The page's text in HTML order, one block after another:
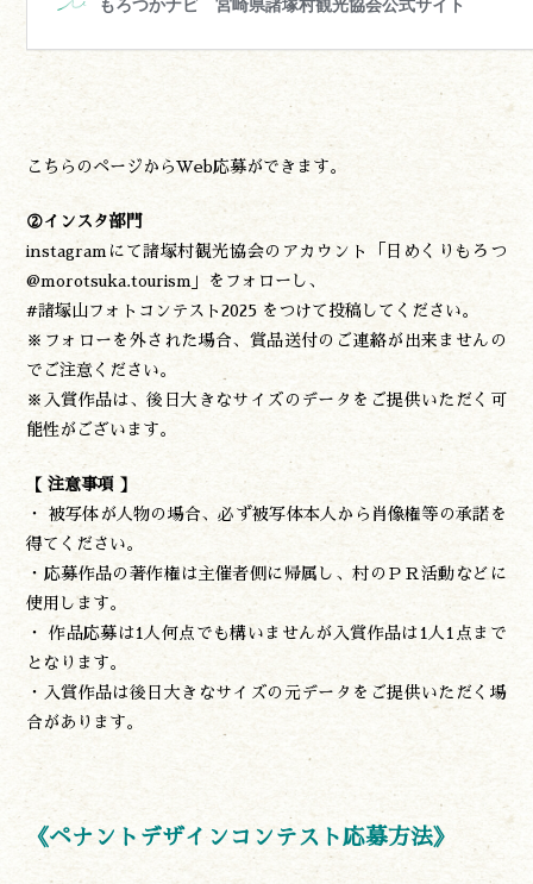
こちらのページからWeb応募ができます。
②インスタ部門
instagramにて諸塚村観光協会のアカウント「日めくりもろつ
@morotsuka.tourism」をフォローし、
#諸塚山フォトコンテスト2025 をつけて投稿してください。
※フォローを外された場合、賞品送付のご連絡が出来ませんの
でご注意ください。
※入賞作品は、後日大きなサイズのデータをご提供いただく可
能性がございます。
【 注意事項 】
・ 被写体が人物の場合、必ず被写体本人から肖像権等の承諾を
得てください。
・応募作品の著作権は主催者側に帰属し、村のＰＲ活動などに
使用します。
・ 作品応募は1人何点でも構いませんが入賞作品は1人1点まで
となります。
・入賞作品は後日大きなサイズの元データをご提供いただく場
合があります。
《ペナントデザインコンテスト応募方法》